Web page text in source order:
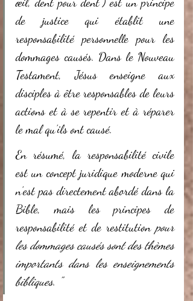
de justice qui établit une
responsabilité personnelle pour les
dommages causés. Dans le Nouveau
Testament, Jésus enseigne aux
disciples à être responsables de leurs
actions et à se repentir et à réparer
le mal qu’ils ont causé.
En résumé, la responsabilité civile
est un concept juridique moderne qui
n’est pas directement abordé dans la
Bible, mais les principes de
responsabilité et de restitution pour
les dommages causés sont des thèmes
importants dans les enseignements
bibliques. "